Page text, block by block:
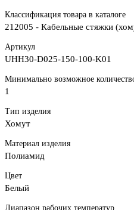
Классификация товара в каталоге
212005 - Кабельные стяжки
Артикул
UHH30-D025-150-100-K01
Минимально возможное
1
Тип изделия
Хомут
Материал изделия
Полиамид
Цвет
Белый
Диапазон рабочих температур